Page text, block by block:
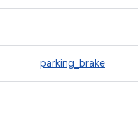
parking_brake